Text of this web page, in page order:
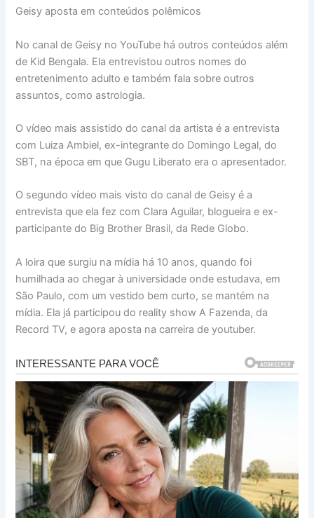
Geisy aposta em conteúdos polêmicos
No canal de Geisy no YouTube há outros conteúdos além
de Kid Bengala. Ela entrevistou outros nomes do
entretenimento adulto e também fala sobre outros
assuntos, como astrologia.
O vídeo mais assistido do canal da artista é a entrevista
com Luiza Ambiel, ex-integrante do Domingo Legal, do
SBT, na época em que Gugu Liberato era o apresentador.
O segundo vídeo mais visto do canal de Geisy é a
entrevista que ela fez com Clara Aguilar, blogueira e ex-
participante do Big Brother Brasil, da Rede Globo.
A loira que surgiu na mídia há 10 anos, quando foi
humilhada ao chegar à universidade onde estudava, em
São Paulo, com um vestido bem curto, se mantém na
mídia. Ela já participou do reality show A Fazenda, da
Record TV, e agora aposta na carreira de youtuber.